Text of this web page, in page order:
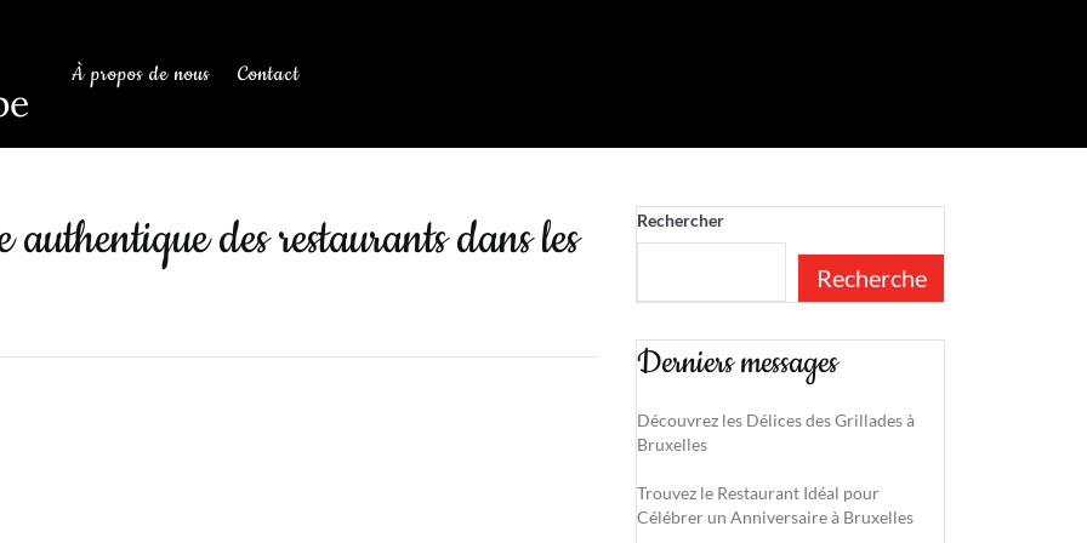
À propos de nous Contact
des restaurants dans les
Rechercher
Recherche
Derniers messages
Découvrez les Délices des Grillades à
Bruxelles
Trouvez le Restaurant Idéal pour
Célébrer un Anniversaire à Bruxelles